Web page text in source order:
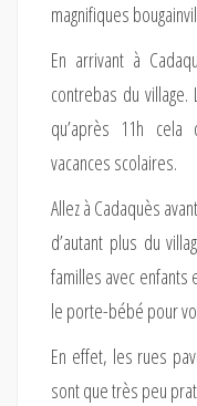
magnifiques
En arrivant à
contrebas du
qu’après 11h
vacances scolaires.
Allez à Cadaquès
d’autant plus du
familles avec
le porte-bébé pour
En effet, les rues
sont que très peu